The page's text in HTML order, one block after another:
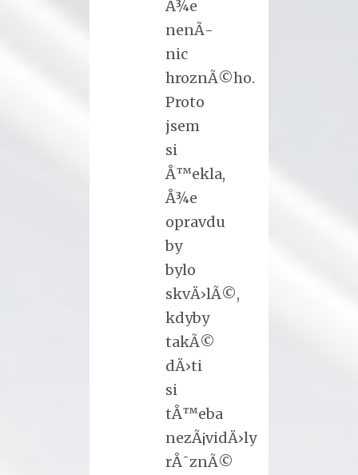
Å¾e
nenÃ­
nic
hroznÃ©ho.
Proto
jsem
si
Å™ekla,
Å¾e
opravdu
by
bylo
skvÄ›lÃ©,
kdyby
takÃ©
dÄ›ti
si
tÅ™eba
nezÃ¡vidÄ›ly
rÅ¯znÃ©